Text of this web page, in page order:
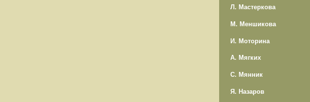
Л. Мастеркова
М. Меншикова
И. Моторина
А. Мягких
С. Мянник
Я. Назаров